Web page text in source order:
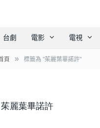
台劇 電影 電視
頁 » 標籤為 "茱麗葉畢諾許"
茱麗葉畢諾許